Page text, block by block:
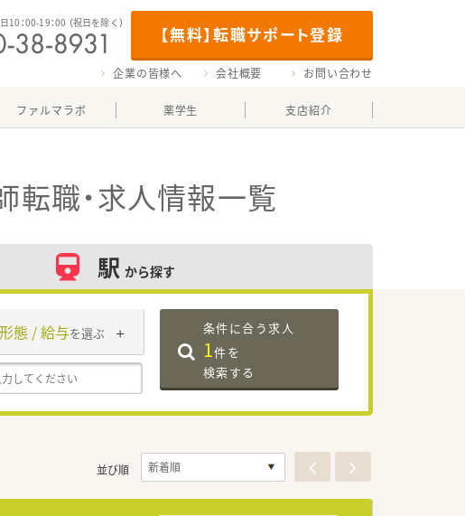
【無料】転職サポート登録
10：00-19：00 （祝日を除く）
企業の皆様へ 会社概要 お問い合わせ
ファルマラボ 薬学生 支店紹介
転職・求人情報一覧
駅 から探す
態 / 給与を選ぶ 条件に合う求人
1件を
検索する
並び順